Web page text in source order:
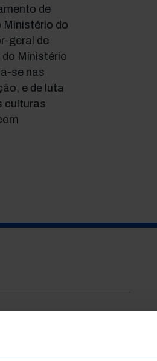
de
Ministério do
geral de
do Ministério
se nas
e de luta
culturas